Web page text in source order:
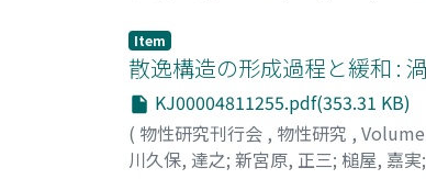
Item
散逸構造の形成過程と緩和 :
KJ00004811255.pdf(353.31 KB)
( 物性研究刊行会 , 物性研究 ,
川久保, 達之; 新宮原, 正三; 槌屋, 嘉実;